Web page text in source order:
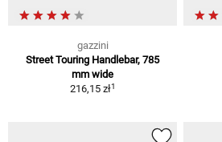
gazzini
Street Touring Handlebar, 785
mm wide
216,15 zł1